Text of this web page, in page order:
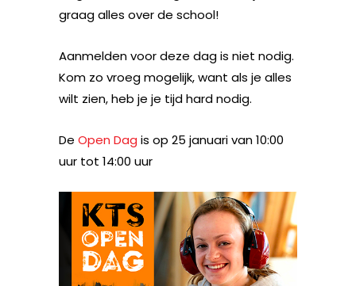
graag alles over de school!
Aanmelden voor deze dag is niet nodig.
Kom zo vroeg mogelijk, want als je alles
wilt zien, heb je je tijd hard nodig.
De Open Dag is op 25 januari van 10:00
uur tot 14:00 uur